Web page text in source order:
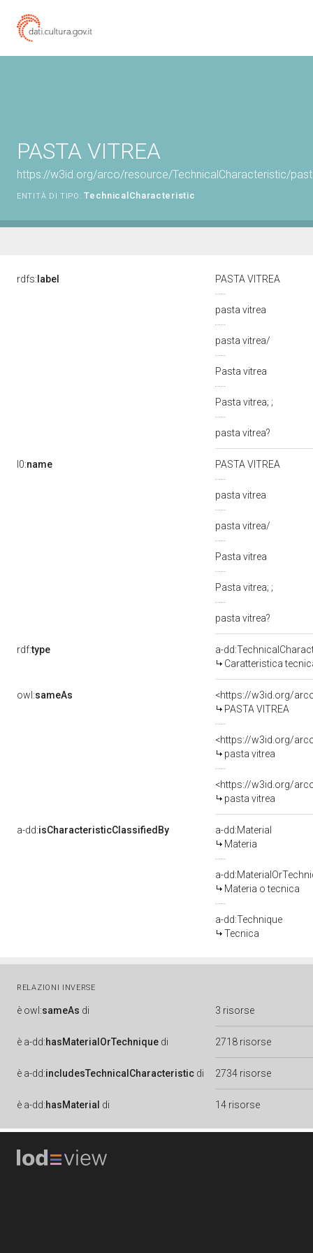
PASTA VITREA
https://w3id.org/arco/resource/TechnicalCharacteristic/
ENTITÀ DI TIPO: TechnicalCharacteristic
rdfs: label PASTA VITREA
pasta vitrea
pasta vitrea/
Pasta vitrea
Pasta vitrea; ;
pasta vitrea?
l0:name PASTA VITREA
pasta vitrea
pasta vitrea/
Pasta vitrea
Pasta vitrea; ;
pasta vitrea?
rdf:type
a-
Caratteristica
owl:sameAs
<https://w3id.org/
PASTA VITREA
<https://w3id.org/
pasta vitrea
<https://w3id.org/
pasta vitrea
a-dd:isCharacteristicClassifiedBy
a-dd:Material
Materia
a-
Materia o tecnica
a-dd:Technique
Tecnica
RELAZIONI INVERSE
è owl:sameAs di 3 risorse
è a-dd:hasMaterialOrTechnique di 2718 risorse
è a-dd:includesTechnicalCharacteristic di 2734 risorse
è a-dd:hasMaterial di 14 risorse